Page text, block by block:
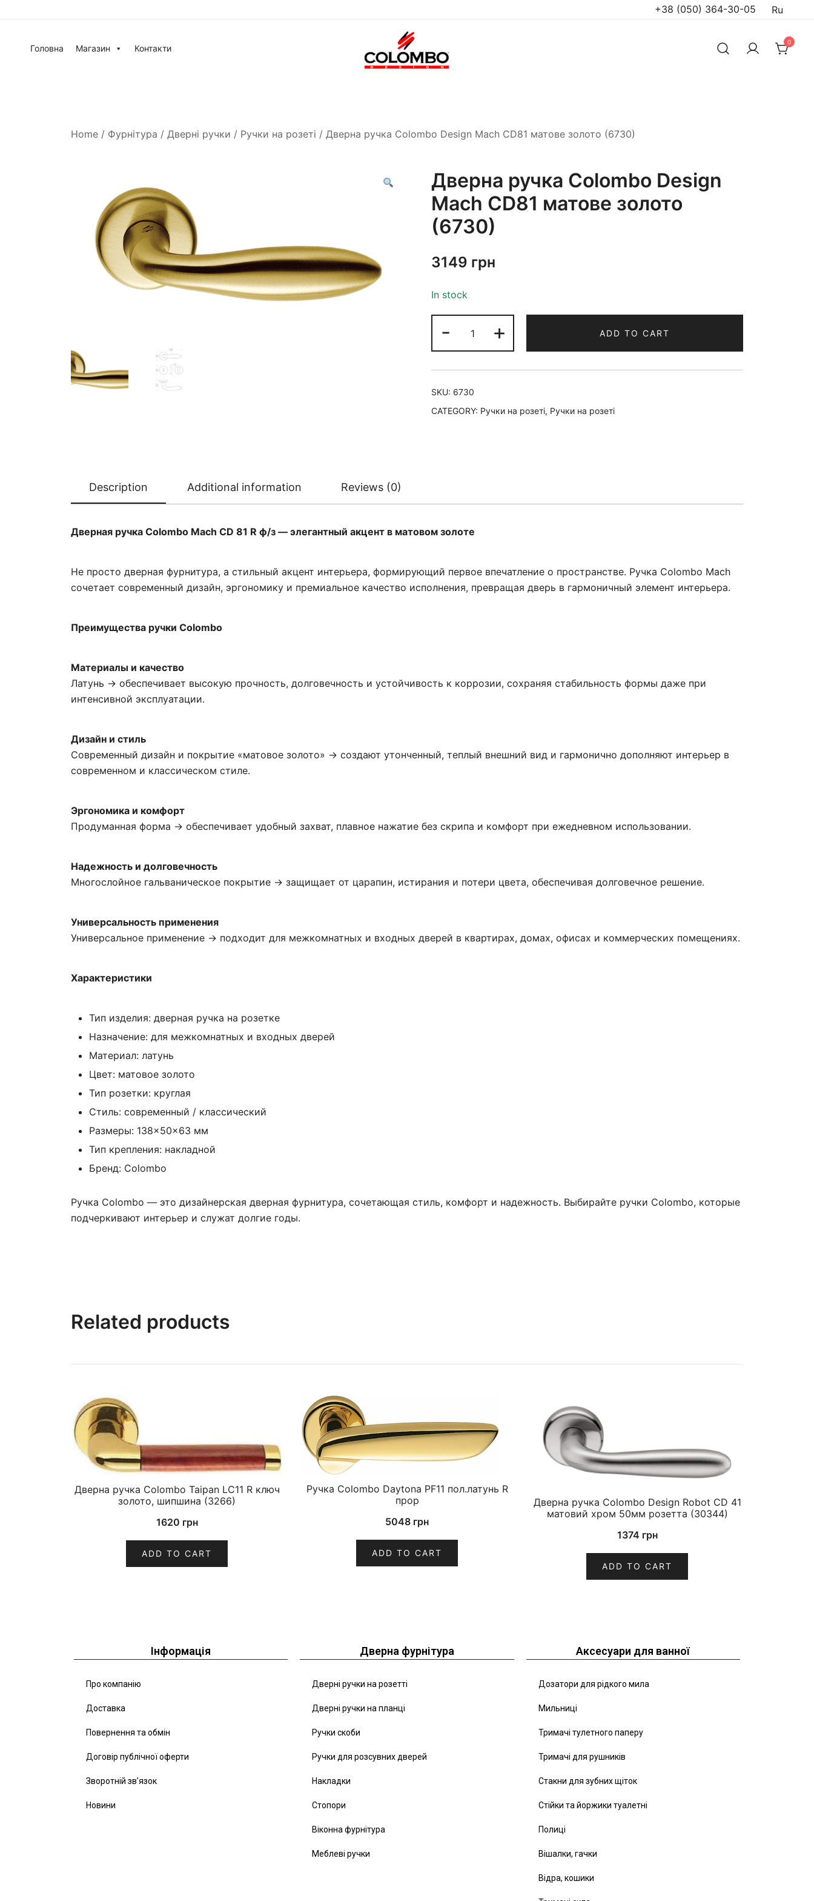
+38 (050) 364-30-05 Ru
Головна Магазин Контакти
0
Home / Фурнітура / Дверні ручки / Ручки на розеті / Дверна ручка Colombo Design Mach CD81 матове золото (6730)
Дверна ручка Colombo Design
Mach CD81 матове золото
(6730)
3149 грн
In stock
- + ADD TO CART
SKU: 6730
CATEGORY: Ручки на розеті, Ручки на розеті
Description Additional information Reviews (0)
Дверная ручка Colombo Mach CD 81 R ф/з — элегантный акцент в матовом золоте
Не просто дверная фурнитура, а стильный акцент интерьера, формирующий первое впечатление о пространстве. Ручка Colombo Mach
сочетает современный дизайн, эргономику и премиальное качество исполнения, превращая дверь в гармоничный элемент интерьера.
Преимущества ручки Colombo
Материалы и качество
Латунь → обеспечивает высокую прочность, долговечность и устойчивость к коррозии, сохраняя стабильность формы даже при
интенсивной эксплуатации.
Дизайн и стиль
Современный дизайн и покрытие «матовое золото» → создают утонченный, теплый внешний вид и гармонично дополняют интерьер в
современном и классическом стиле.
Эргономика и комфорт
Продуманная форма → обеспечивает удобный захват, плавное нажатие без скрипа и комфорт при ежедневном использовании.
Надежность и долговечность
Многослойное гальваническое покрытие → защищает от царапин, истирания и потери цвета, обеспечивая долговечное решение.
Универсальность применения
Универсальное применение → подходит для межкомнатных и входных дверей в квартирах, домах, офисах и коммерческих помещениях.
Характеристики
Тип изделия: дверная ручка на розетке
Назначение: для межкомнатных и входных дверей
Материал: латунь
Цвет: матовое золото
Тип розетки: круглая
Стиль: современный / классический
Размеры: 138×50×63 мм
Тип крепления: накладной
Бренд: Colombo
Ручка Colombo — это дизайнерская дверная фурнитура, сочетающая стиль, комфорт и надежность. Выбирайте ручки Colombo, которые
подчеркивают интерьер и служат долгие годы.
Related products
Дверна ручка Colombo Taipan LC11 R ключ
золото, шипшина (3266)
1620 грн
ADD TO CART
Ручка Colombo Daytona PF11 пол.латунь R
прор
5048 грн
ADD TO CART
Дверна ручка Colombo Design Robot CD 41
матовий хром 50мм розетта (30344)
1374 грн
ADD TO CART
Інформація
Про компанію
Доставка
Повернення та обмін
Договір публічної оферти
Зворотній зв’язок
Новини
Дверна фурнітура
Дверні ручки на розетті
Дверні ручки на планці
Ручки скоби
Ручки для розсувних дверей
Накладки
Стопори
Віконна фурнітура
Меблеві ручки
Аксесуари для ванної
Дозатори для рідкого мила
Мильниці
Тримачі тулетного паперу
Тримачі для рушників
Стакни для зубних щіток
Стійки та йоржики туалетні
Полиці
Вішалки, гачки
Відра, кошики